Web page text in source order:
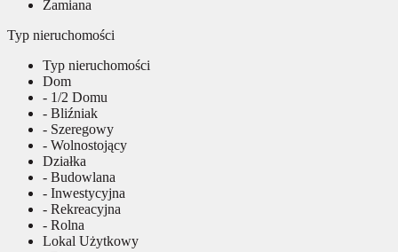
Zamiana
Typ nieruchomości
Typ nieruchomości
Dom
- 1/2 Domu
- Bliźniak
- Szeregowy
- Wolnostojący
Działka
- Budowlana
- Inwestycyjna
- Rekreacyjna
- Rolna
Lokal Użytkowy